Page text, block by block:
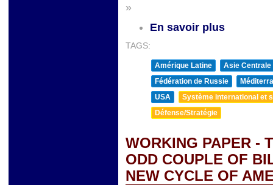
»
En savoir plus
TAGS:
Amérique Latine
Asie Centrale
Fédération de Russie
USA
Système international et
Défense/Stratégie
WORKING PAPER -
ODD COUPLE OF
NEW CYCLE OF